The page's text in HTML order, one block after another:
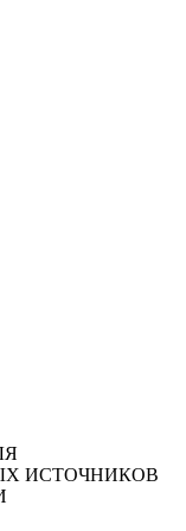
ИСТОЧНИКОВ